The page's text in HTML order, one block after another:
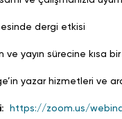
dergi etkisi
sürecine kısa bir
hizmetleri ve
https://zoom.us/